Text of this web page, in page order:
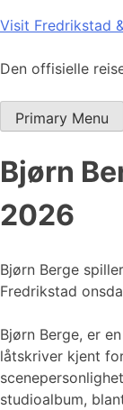
Skip
content
Visit Fredrikstad
Den offisielle
Primary Menu
Bjørn
2026
Bjørn Berge
Fredrikstad
Bjørn Berge, er
låtskriver kjent
studioalbum,